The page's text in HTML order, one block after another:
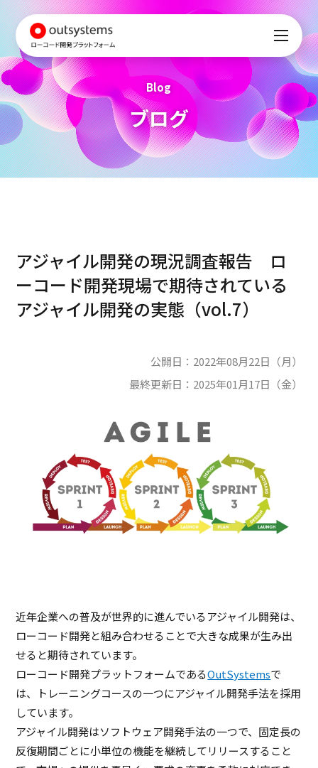
Blog
ブログ
アジャイル開発の現況調査報告 ロ
ーコード開発現場で期待されている
アジャイル開発の実態（vol.7）
公開日： 2022年08月22日（月）
最終更新日： 2025年01月17日（金）
近年企業への普及が世界的に進んでいるアジャイル開発は、
ローコード開発と組み合わせることで大きな成果が生み出
せると期待されています。
ローコード開発プラットフォームであるOutSystemsで
は、トレーニングコースの一つにアジャイル開発手法を採用
しています。
アジャイル開発はソフトウェア開発手法の一つで、固定長の
反復期間ごとに小単位の機能を継続してリリースすること